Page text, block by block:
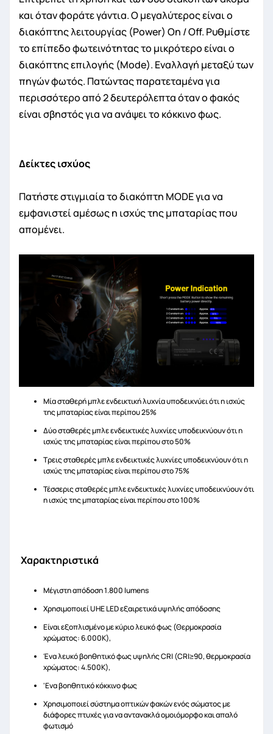
και όταν φοράτε γάντια. Ο μεγαλύτερος είναι ο
διακόπτης λειτουργίας (Power) On / Off. Ρυθμίστε
το επίπεδο φωτεινότητας το μικρότερο είναι ο
διακόπτης επιλογής (Mode). Εναλλαγή μεταξύ των
πηγών φωτός. Πατώντας παρατεταμένα για
περισσότερο από 2 δευτερόλεπτα όταν ο φακός
είναι σβηστός για να ανάψει το κόκκινο φως.
Δείκτες ισχύος
Πατήστε στιγμιαία το διακόπτη MODE για να
εμφανιστεί αμέσως η ισχύς της μπαταρίας που
απομένει.
Μία σταθερή μπλε ενδεικτική λυχνία υποδεικνύει ότι η ισχύς
της μπαταρίας είναι περίπου 25%
Δύο σταθερές μπλε ενδεικτικές λυχνίες υποδεικνύουν ότι η
ισχύς της μπαταρίας είναι περίπου στο 50%
Τρεις σταθερές μπλε ενδεικτικές λυχνίες υποδεικνύουν ότι η
ισχύς της μπαταρίας είναι περίπου στο 75%
Τέσσερις σταθερές μπλε ενδεικτικές λυχνίες υποδεικνύουν ότι
η ισχύς της μπαταρίας είναι περίπου στο 100%
Χαρακτηριστικά
Μέγιστη απόδοση 1.800 lumens
Χρησιμοποιεί UHE LED εξαιρετικά υψηλής απόδοσης
Είναι εξοπλισμένο με κύριο λευκό φως (Θερμοκρασία
χρώματος: 6.000K),
Ένα λευκό βοηθητικό φως υψηλής CRI (CRI≥90, θερμοκρασία
χρώματος: 4.500K),
'Ενα βοηθητικό κόκκινο φως
Χρησιμοποιεί σύστημα οπτικών φακών ενός σώματος με
διάφορες πτυχές για να αντανακλά ομοιόμορφο και απαλό
φωτισμό